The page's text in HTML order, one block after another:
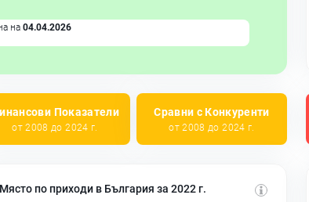
на 04.04.2026
Показатели
от 2008 до 2024 г.
Сравни с Конкуренти
от 2008 до 2024 г.
Място по приходи в България за 2022 г.